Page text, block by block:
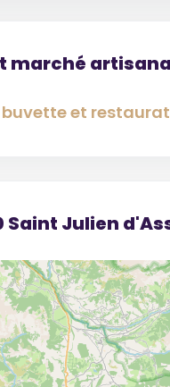
marché
et
Saint Julien